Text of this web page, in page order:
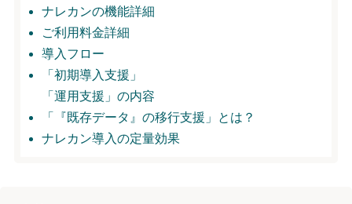
ナレカンの機能詳細
ご利用料金詳細
導入フロー
「初期導入支援」
「運用支援」の内容
「『既存データ』の移行支援」とは？
ナレカン導入の定量効果